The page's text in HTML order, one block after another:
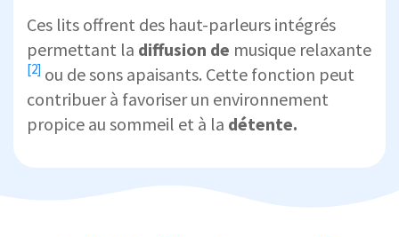
Ces lits offrent des haut-parleurs intégrés
permettant la diffusion de musique relaxante
[2] ou de sons apaisants. Cette fonction peut
contribuer à favoriser un environnement
propice au sommeil et à la détente.